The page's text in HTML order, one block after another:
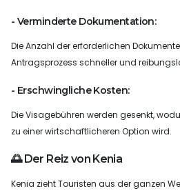
- Verminderte Dokumentation:
Die Anzahl der erforderlichen
Antragsprozess schneller und
- Erschwingliche Kosten:
Die Visagebühren werden gesenkt,
zu einer wirtschaftlicheren Option wird.
🌅 Der Reiz von Kenia
Kenia zieht Touristen aus der ganzen